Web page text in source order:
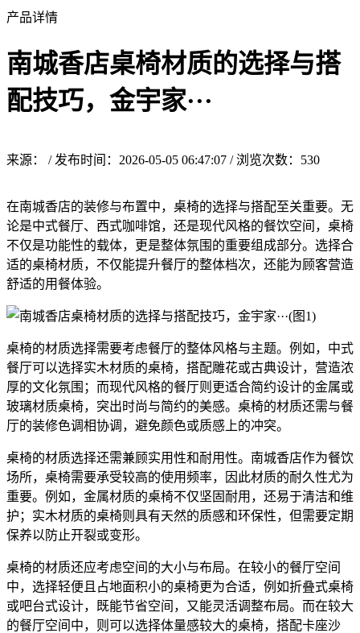
产品详情
南城香店桌椅材质的选择与搭
配技巧，金宇家···
来源： / 发布时间：2026-05-05 06:47:07 / 浏览次数： 530
在南城香店的装修与布置中，桌椅的选择与搭配至关重要。无
论是中式餐厅、西式咖啡馆，还是现代风格的餐饮空间，桌椅
不仅是功能性的载体，更是整体氛围的重要组成部分。选择合
适的桌椅材质，不仅能提升餐厅的整体档次，还能为顾客营造
舒适的用餐体验。
桌椅的材质选择需要考虑餐厅的整体风格与主题。例如，中式
餐厅可以选择实木材质的桌椅，搭配雕花或古典设计，营造浓
厚的文化氛围；而现代风格的餐厅则更适合简约设计的金属或
玻璃材质桌椅，突出时尚与简约的美感。桌椅的材质还需与餐
厅的装修色调相协调，避免颜色或质感上的冲突。
桌椅的材质选择还需兼顾实用性和耐用性。南城香店作为餐饮
场所，桌椅需要承受较高的使用频率，因此材质的耐久性尤为
重要。例如，金属材质的桌椅不仅坚固耐用，还易于清洁和维
护；实木材质的桌椅则具有天然的质感和环保性，但需要定期
保养以防止开裂或变形。
桌椅的材质还应考虑空间的大小与布局。在较小的餐厅空间
中，选择轻便且占地面积小的桌椅更为合适，例如折叠式桌椅
或吧台式设计，既能节省空间，又能灵活调整布局。而在较大
的餐厅空间中，则可以选择体量感较大的桌椅，搭配卡座沙